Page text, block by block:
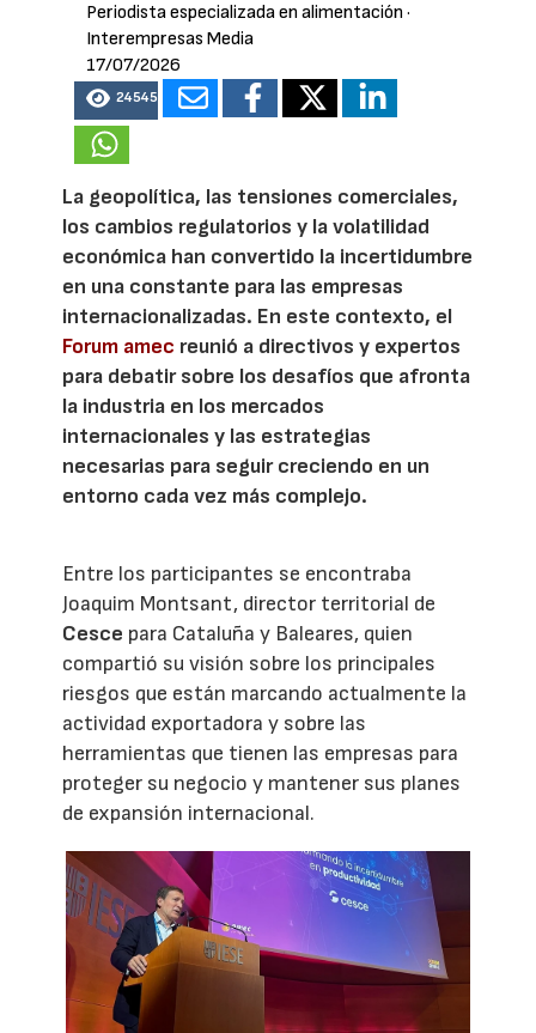
Periodista especializada en alimentación ·
Interempresas Media
17/07/2026
24545
La geopolítica, las tensiones comerciales,
los cambios regulatorios y la volatilidad
económica han convertido la incertidumbre
en una constante para las empresas
internacionalizadas. En este contexto, el
Forum amec reunió a directivos y expertos
para debatir sobre los desafíos que afronta
la industria en los mercados
internacionales y las estrategias
necesarias para seguir creciendo en un
entorno cada vez más complejo.
Entre los participantes se encontraba
Joaquim Montsant, director territorial de
Cesce para Cataluña y Baleares, quien
compartió su visión sobre los principales
riesgos que están marcando actualmente la
actividad exportadora y sobre las
herramientas que tienen las empresas para
proteger su negocio y mantener sus planes
de expansión internacional.